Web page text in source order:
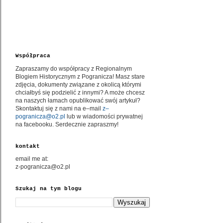
Współpraca
Zapraszamy do współpracy z Regionalnym
Blogiem Historycznym z Pogranicza! Masz stare
zdjęcia, dokumenty związane z okolicą którymi
chciałbyś się podzielić z innymi? A może chcesz
na naszych łamach opublikować swój artykuł?
Skontaktuj się z nami na e–mail z–
pogranicza@o2.pl
lub w wiadomości prywatnej
na facebooku. Serdecznie zapraszmy!
kontakt
email me at:
z-pogranicza@o2.pl
Szukaj na tym blogu